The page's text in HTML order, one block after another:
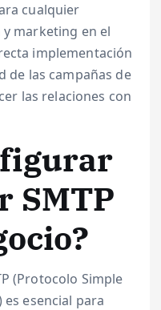
cualquier
marketing en el
implementación
de las campañas de
las relaciones con
SMTP
(Protocolo Simple
esencial para